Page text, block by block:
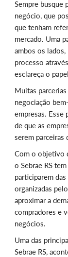
Sempre busque
negócio, que
que tenham
mercado. Uma
ambos os
processo
esclareça o
Muitas
negociação
empresas. Esse
de que as
serem parceiras
Com o objetivo
o Sebrae RS
participarem
organizadas
aproximar a
compradores e
negócios.
Uma das
Sebrae RS,